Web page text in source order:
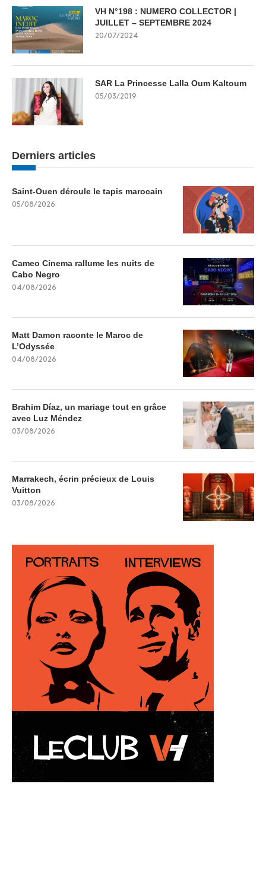
VH N°198 : NUMERO COLLECTOR |
JUILLET – SEPTEMBRE 2024
20/07/2024
SAR La Princesse Lalla Oum Kaltoum
05/03/2019
Derniers articles
Saint-Ouen déroule le tapis marocain
05/08/2026
Cameo Cinema rallume les nuits de
Cabo Negro
04/08/2026
Matt Damon raconte le Maroc de
L’Odyssée
04/08/2026
Brahim Díaz, un mariage tout en grâce
avec Luz Méndez
03/08/2026
Marrakech, écrin précieux de Louis
Vuitton
03/08/2026